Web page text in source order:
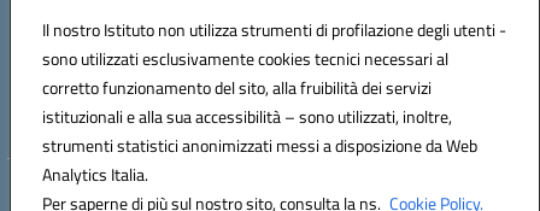
Il nostro Istituto non utilizza strumenti di profilazione degli utenti -
sono utilizzati esclusivamente cookies tecnici necessari al
corretto funzionamento del sito, alla fruibilità dei servizi
istituzionali e alla sua accessibilità – sono utilizzati, inoltre,
strumenti statistici anonimizzati messi a disposizione da Web
Analytics Italia.
Per saperne di più sul nostro sito, consulta la ns. Cookie Policy.
Codice fiscale: 93082010617
Codice meccanografico:CEIC87900Q
Codice Indice delle Pubbliche Amministrazioni (IPA): istsc_ceic87900q
Codice unico di fatturazione (CUF): UF44ZQ
Hosting & Powered by 3D Solution S.r.l.